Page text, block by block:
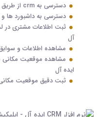
دسترسی به crm از طریق تلفن همراه
دسترسی به داشبورد ها و
آل
مشاهده اطلاعات و
ایده آل
ثبت دقیق موقعیت